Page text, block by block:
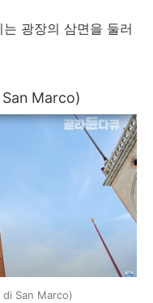
광장의 삼면을 둘러
Marco)
di San Marco)